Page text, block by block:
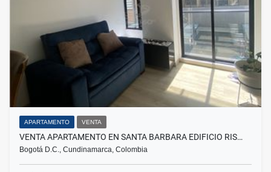
APARTAMENTO VENTA
VENTA APARTAMENTO EN SANTA BARBARA EDIFICIO RIS…
Bogotá D.C., Cundinamarca, Colombia